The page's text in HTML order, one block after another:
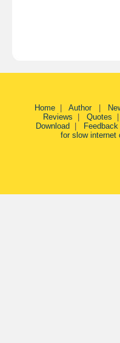
Home| Author
Reviews
Quotes
Download
Feedback
for slow internet